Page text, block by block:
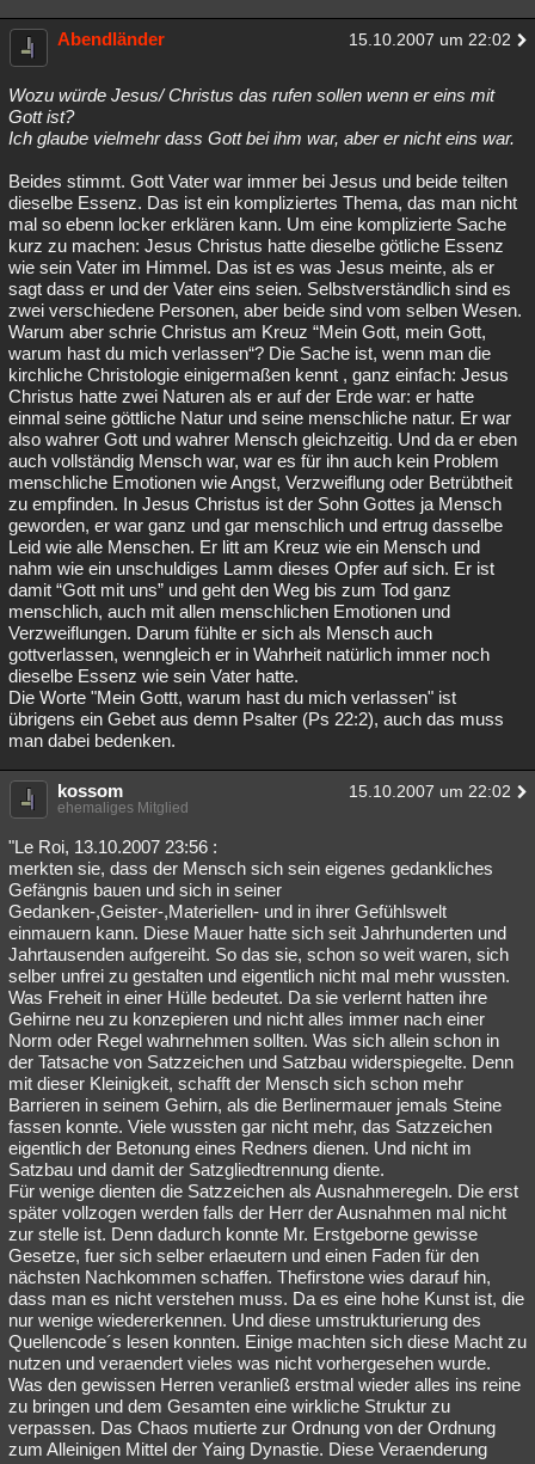
Abendländer 15.10.2007 um 22:02
Wozu würde Jesus/ Christus das rufen sollen wenn er eins mit
Gott ist?
Ich glaube vielmehr dass Gott bei ihm war, aber er nicht eins war.
Beides stimmt. Gott Vater war immer bei Jesus und beide teilten
dieselbe Essenz. Das ist ein kompliziertes Thema, das man nicht
mal so ebenn locker erklären kann. Um eine komplizierte Sache
kurz zu machen: Jesus Christus hatte dieselbe götliche Essenz
wie sein Vater im Himmel. Das ist es was Jesus meinte, als er
sagt dass er und der Vater eins seien. Selbstverständlich sind es
zwei verschiedene Personen, aber beide sind vom selben Wesen.
Warum aber schrie Christus am Kreuz “Mein Gott, mein Gott,
warum hast du mich verlassen“? Die Sache ist, wenn man die
kirchliche Christologie einigermaßen kennt , ganz einfach: Jesus
Christus hatte zwei Naturen als er auf der Erde war: er hatte
einmal seine göttliche Natur und seine menschliche natur. Er war
also wahrer Gott und wahrer Mensch gleichzeitig. Und da er eben
auch vollständig Mensch war, war es für ihn auch kein Problem
menschliche Emotionen wie Angst, Verzweiflung oder Betrübtheit
zu empfinden. In Jesus Christus ist der Sohn Gottes ja Mensch
geworden, er war ganz und gar menschlich und ertrug dasselbe
Leid wie alle Menschen. Er litt am Kreuz wie ein Mensch und
nahm wie ein unschuldiges Lamm dieses Opfer auf sich. Er ist
damit “Gott mit uns” und geht den Weg bis zum Tod ganz
menschlich, auch mit allen menschlichen Emotionen und
Verzweiflungen. Darum fühlte er sich als Mensch auch
gottverlassen, wenngleich er in Wahrheit natürlich immer noch
dieselbe Essenz wie sein Vater hatte.
Die Worte "Mein Gottt, warum hast du mich verlassen" ist
übrigens ein Gebet aus demn Psalter (Ps 22:2), auch das muss
man dabei bedenken.
kossom 15.10.2007 um 22:02
ehemaliges Mitglied
"Le Roi, 13.10.2007 23:56 :
merkten sie, dass der Mensch sich sein eigenes gedankliches
Gefängnis bauen und sich in seiner
Gedanken-,Geister-,Materiellen- und in ihrer Gefühlswelt
einmauern kann. Diese Mauer hatte sich seit Jahrhunderten und
Jahrtausenden aufgereiht. So das sie, schon so weit waren, sich
selber unfrei zu gestalten und eigentlich nicht mal mehr wussten.
Was Freheit in einer Hülle bedeutet. Da sie verlernt hatten ihre
Gehirne neu zu konzepieren und nicht alles immer nach einer
Norm oder Regel wahrnehmen sollten. Was sich allein schon in
der Tatsache von Satzzeichen und Satzbau widerspiegelte. Denn
mit dieser Kleinigkeit, schafft der Mensch sich schon mehr
Barrieren in seinem Gehirn, als die Berlinermauer jemals Steine
fassen konnte. Viele wussten gar nicht mehr, das Satzzeichen
eigentlich der Betonung eines Redners dienen. Und nicht im
Satzbau und damit der Satzgliedtrennung diente.
Für wenige dienten die Satzzeichen als Ausnahmeregeln. Die erst
später vollzogen werden falls der Herr der Ausnahmen mal nicht
zur stelle ist. Denn dadurch konnte Mr. Erstgeborne gewisse
Gesetze, fuer sich selber erlaeutern und einen Faden für den
nächsten Nachkommen schaffen. Thefirstone wies darauf hin,
dass man es nicht verstehen muss. Da es eine hohe Kunst ist, die
nur wenige wiedererkennen. Und diese umstrukturierung des
Quellencode´s lesen konnten. Einige machten sich diese Macht zu
nutzen und veraendert vieles was nicht vorhergesehen wurde.
Was den gewissen Herren veranließ erstmal wieder alles ins reine
zu bringen und dem Gesamten eine wirkliche Struktur zu
verpassen. Das Chaos mutierte zur Ordnung von der Ordnung
zum Alleinigen Mittel der Yaing Dynastie. Diese Veraenderung